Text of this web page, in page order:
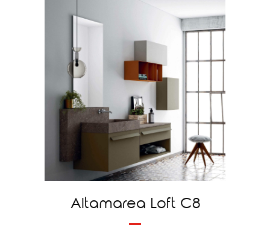
Altamarea Loft C8